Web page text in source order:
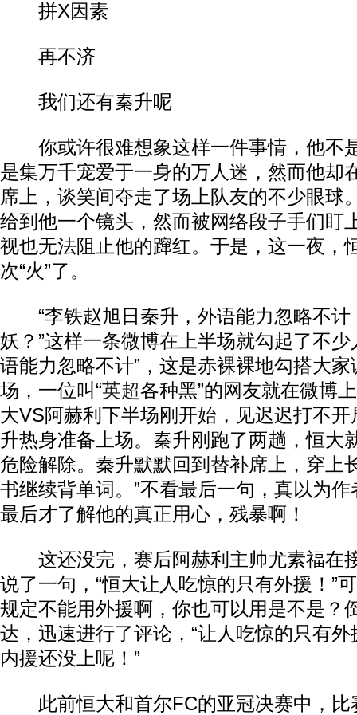
拼X因素
再不济
我们还有秦升呢
你或许很难想象这样一件事情，他不
是集万千宠爱于一身的万人迷，然而他却
席上，谈笑间夺走了场上队友的不少眼球
给到他一个镜头，然而被网络段子手们盯
视也无法阻止他的蹿红。于是，这一夜，
次“火”了。
“李铁赵旭日秦升，外语能力忽略不计
妖？”这样一条微博在上半场就勾起了不少
语能力忽略不计”，这是赤裸裸地勾搭大
场，一位叫“英超各种黑”的网友就在微博
大VS阿赫利下半场刚开始，见迟迟打不
升热身准备上场。秦升刚跑了两趟，恒大
危险解除。秦升默默回到替补席上，穿上
书继续背单词。”不看最后一句，真以为
最后才了解他的真正用心，残暴啊！
这还没完，赛后阿赫利主帅尤素福在
说了一句，“恒大让人吃惊的只有外援！”
规定不能用外援啊，你也可以用是不是？
达，迅速进行了评论，“让人吃惊的只有
内援还没上呢！”
此前恒大和首尔FC的亚冠决赛中，比